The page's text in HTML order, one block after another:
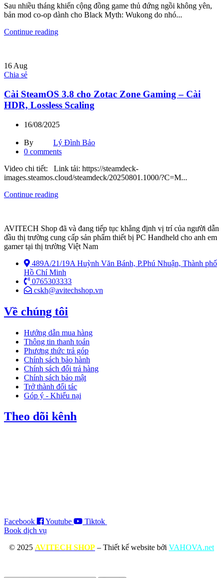
Sau nhiều tháng khiến cộng đồng game thủ đứng ngồi không yên,
bản mod co-op dành cho Black Myth: Wukong do nhó...
Continue reading
16 Aug
Chia sẻ
Cài SteamOS 3.8 cho Zotac Zone Gaming – Cài
HDR, Lossless Scaling
16/08/2025
By
Lý Đình Bảo
0 comments
Video chi tiết: Link tải: https://steamdeck-
images.steamos.cloud/steamdeck/20250801.1000/?C=M...
Continue reading
AVITECH Shop đã và đang tiếp tục khẳng định vị trí của người dẫn
đầu thị trường cung cấp sản phẩm thiết bị PC Handheld cho anh em
gamer tại thị trường Việt Nam
489A/21/19A Huỳnh Văn Bánh, P.Phú Nhuận, Thành phố
Hồ Chí Minh
0765303333
cskh@avitechshop.vn
Về chúng tôi
Hướng dẫn mua hàng
Thông tin thanh toán
Phương thức trả góp
Chính sách bảo hành
Chính sách đổi trả hàng
Chính sách bảo mật
Trở thành đối tác
Góp ý - Khiếu nại
Theo dõi kênh
Facebook Youtube
Tiktok
Book dịch vụ
© 2025 AVITECH SHOP – Thiết kế website bởi VAHOVA.net